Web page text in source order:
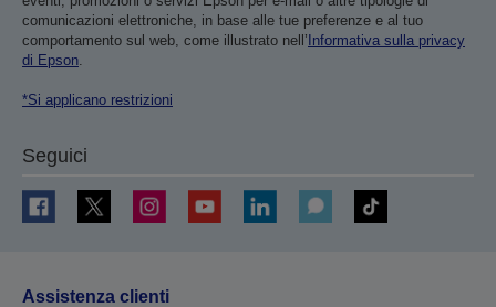
comunicazioni elettroniche, in base alle tue preferenze e al tuo
comportamento sul web, come illustrato nell’ Informativa sulla privacy
di Epson
*Si applicano restrizioni
Seguici
Assistenza clienti